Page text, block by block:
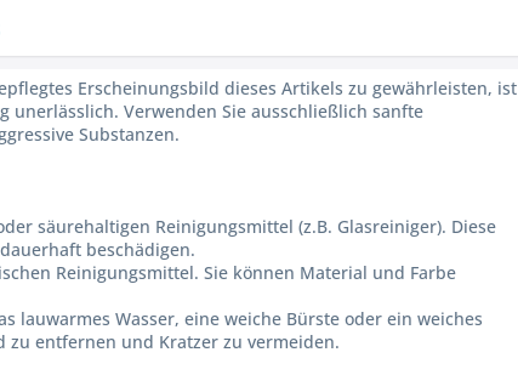
Erscheinungsbild dieses Artikels zu gewährleisten, ist
unerlässlich. Verwenden Sie ausschließlich sanfte
Substanzen.
säurehaltigen Reinigungsmittel (z.B. Glasreiniger). Diese
beschädigen.
Reinigungsmittel. Sie können Material und Farbe
lauwarmes Wasser, eine weiche Bürste oder ein weiches
zu entfernen und Kratzer zu vermeiden.